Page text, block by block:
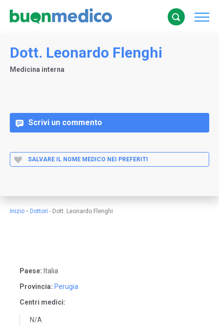
Dott. Leonardo Flenghi
Medicina interna
Scrivi un commento
SALVARE IL NOME MEDICO NEI PREFERITI
Inizio - Dottori - Dott. Leonardo Flenghi
Paese: Italia
Provincia: Perugia
Centri medici:
N/A